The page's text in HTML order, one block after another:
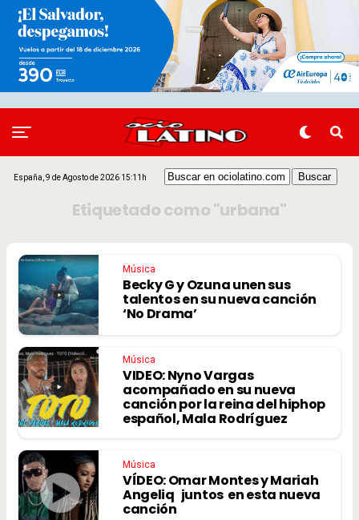
España, 9 de Agosto de 2026 15:11h
Etiquetado como "urbana"
Música
Becky G y Ozuna unen sus
talentos en su nueva canción
‘No Drama’
Música
VIDEO: Nyno Vargas
acompañado en su nueva
canción por la reina del hiphop
español, Mala Rodríguez
Música
VÍDEO: Omar Montes y Mariah
Angeliq juntos en esta nueva
canción